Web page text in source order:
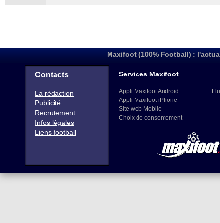
Maxifoot (100% Football) :
Contacts
La rédaction
Publicité
Recrutement
Infos légales
Liens football
Services Maxifoot
Appli Maxifoot Android
Appli Maxifoot iPhone
Site web Mobile
Choix de consentement